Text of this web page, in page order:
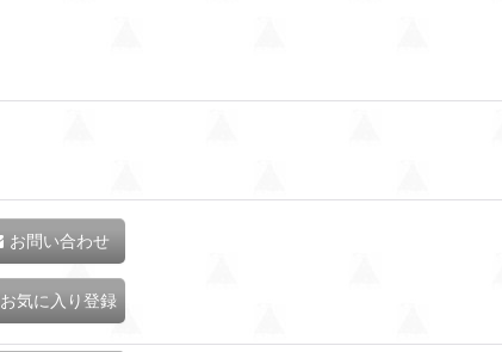
お問い合わせ
お気に入り登録